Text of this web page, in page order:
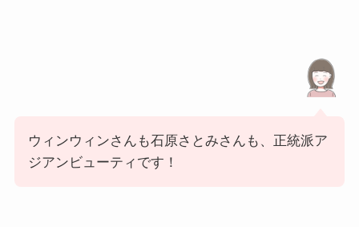
ウィンウィンさんも石原さとみさんも、正統派ア
ジアンビューティです！